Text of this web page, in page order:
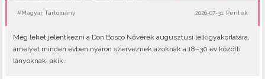
#Magyar Tartomány 2026-07-31, Péntek
Még lehet jelentkezni a Don Bosco Nővérek augusztusi lelkigyakorlatára,
amelyet minden évben nyáron szerveznek azoknak a 18–30 év közötti
lányoknak, akik..